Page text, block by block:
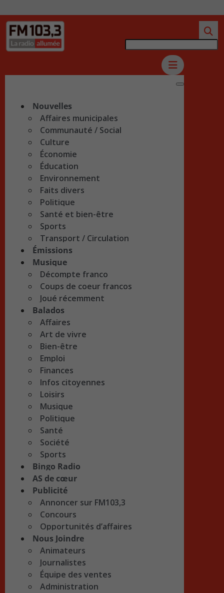
Nouvelles
Affaires municipales
Communauté / Social
Culture
Économie
Éducation
Environnement
Faits divers
Politique
Santé et bien-être
Sports
Transport / Circulation
Émissions
Musique
Décompte franco
Coups de coeur francos
Joué récemment
Balados
Affaires
Art de vivre
Bien-être
Emploi
Finances
Infos citoyennes
Loisirs
Musique
Politique
Santé
Société
Sports
Bingo Radio
AS de cœur
Publicité
Annoncer sur FM103,3
Concours
Opportunités d’affaires
Nous Joindre
Animateurs
Journalistes
Équipe des ventes
Administration